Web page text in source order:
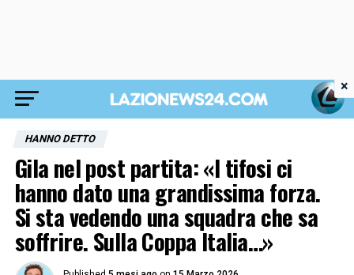
HANNO DETTO
Gila nel post partita: «I tifosi ci
hanno dato una grandissima forza.
Si sta vedendo una squadra che sa
soffrire. Sulla Coppa Italia…»
×